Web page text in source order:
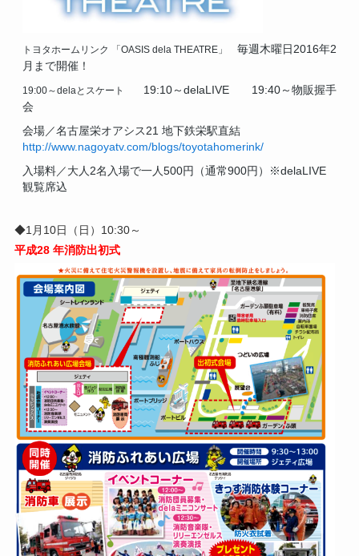
トヨタホームリンク 「OASIS dela THEATRE」 毎週木曜日2016年2
月まで開催！
19:00～delaとスケート 19:10～delaLIVE 19:40～物販握手
会
会場／名古屋栄オアシス21 地下鉄栄駅直結
http://www.nagoyatv.com/blogs/toyotahomerink/
入場料／大人2名入場で一人500円（通常900円）※delaLIVE
観覧席込
◆1月10日（日）10:30～
平成28 年消防出初式